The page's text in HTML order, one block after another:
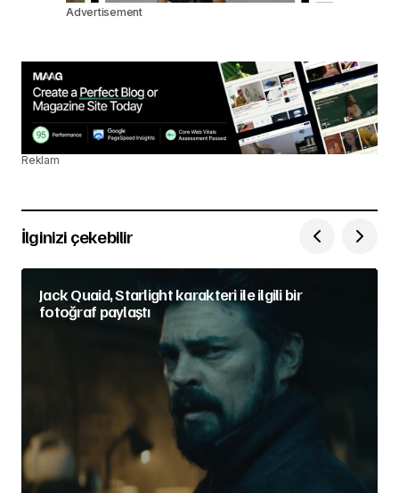
Advertisement
Reklam
İlginizi çekebilir
Jack Quaid, Starlight karakteri ile ilgili bir
fotoğraf paylaştı